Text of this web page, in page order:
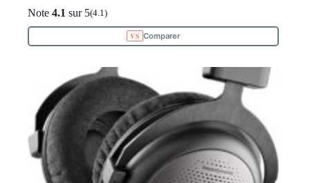
Note 4.1 sur 5(4.1)
Comparer